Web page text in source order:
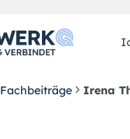
Fachbeiträge Irena